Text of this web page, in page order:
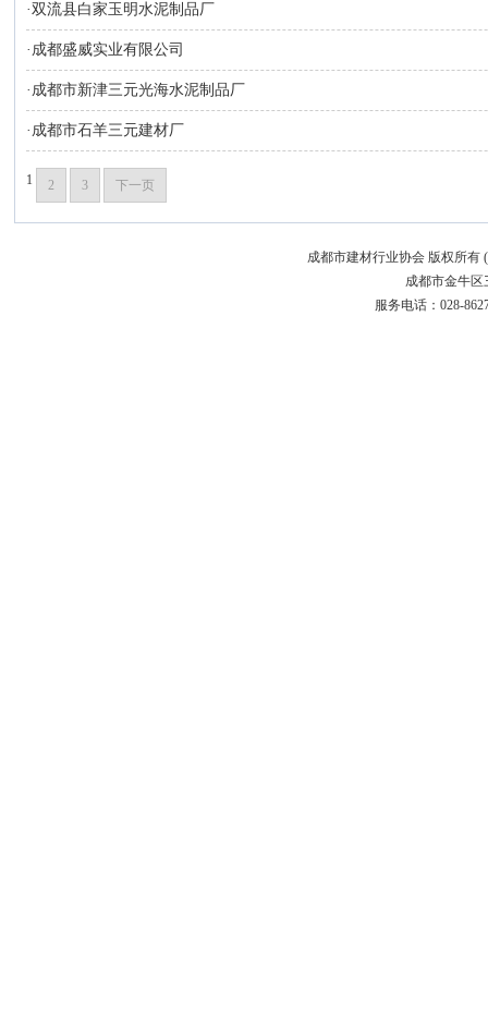
·双流县白家玉明水泥制品厂
· 成都盛威实业有限公司
· 成都市新津三元光海水泥制品厂
· 成都市石羊三元建材厂
1 2 3 下一页
成都市建材行业协会 版权所有
成都市金牛区
服务电话：028-